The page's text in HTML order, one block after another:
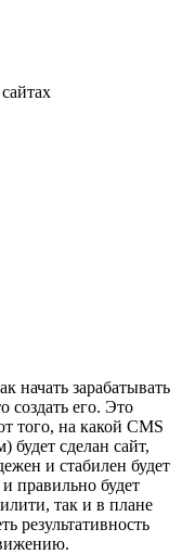
начать зарабатывать
создать его. Это
того, на какой CMS
будет сделан сайт,
и стабилен будет
и правильно будет
так и в плане
результативность